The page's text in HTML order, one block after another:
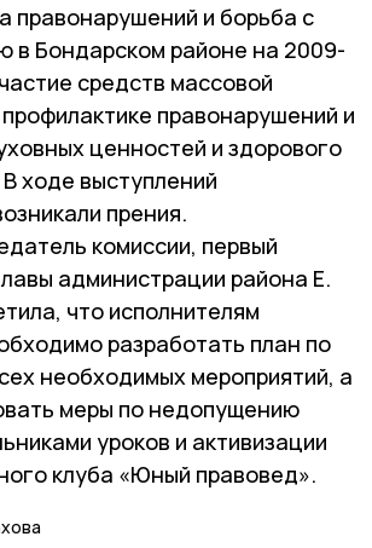
правонарушений и борьба с
в Бондарском районе на 2009-
средств массовой
правонарушений и
ценностей и здорового
ходе выступлений
прения.
комиссии, первый
администрации района Е.
что исполнителям
разработать план по
необходимых мероприятий, а
меры по недопущению
уроков и активизации
клуба «Юный правовед».